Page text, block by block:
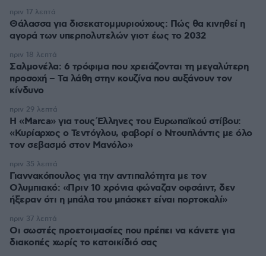
Θάλασσα για δισεκατομμυριούχους: Πώς θα κινηθεί η
αγορά των υπερπολυτελών γιοτ έως το 2032
πριν 17 λεπτά
Σαλμονέλα: 6 τρόφιμα που χρειάζονται τη μεγαλύτερη
προσοχή – Τα λάθη στην κουζίνα που αυξάνουν τον
κίνδυνο
πριν 18 λεπτά
Η «Marca» για τους Έλληνες του Ευρωπαϊκού στίβου:
«Κυρίαρχος ο Τεντόγλου, φαβορί ο Ντουπλάντις με όλο
τον σεβασμό στον Μανόλο»
πριν 29 λεπτά
Γιαννακόπουλος για την αντιπαλότητα με τον
Ολυμπιακό: «Πριν 10 χρόνια φώναζαν οφσάιντ, δεν
ήξεραν ότι η μπάλα του μπάσκετ είναι πορτοκαλί»
πριν 35 λεπτά
Οι σωστές προετοιμασίες που πρέπει να κάνετε για
διακοπές χωρίς το κατοικίδιό σας
πριν 37 λεπτά